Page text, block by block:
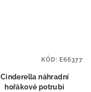
Cinderella náhradní
hořákové potrubí
KÓD: E66377